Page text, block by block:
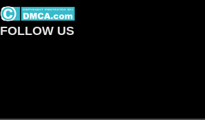
FOLLOW US